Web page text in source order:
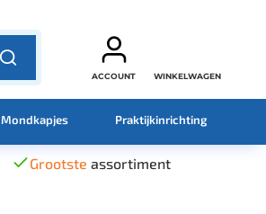
ACCOUNT WINKELWAGEN
Mondkapjes Praktijkinrichting
Grootste assortiment